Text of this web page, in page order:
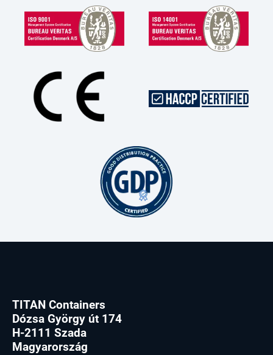
TITAN Containers
Dózsa György út 174
H-2111 Szada
Magyarország